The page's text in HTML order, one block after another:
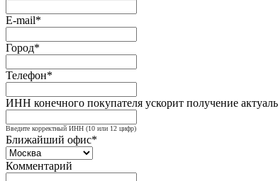
E-mail*
Город*
Телефон*
ИНН конечного покупателя ускорит получение
Введите корректный ИНН (10 или 12 цифр)
Ближайший офис*
Комментарий